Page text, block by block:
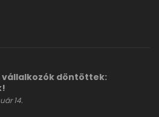
vállalkozók döntöttek:
14.